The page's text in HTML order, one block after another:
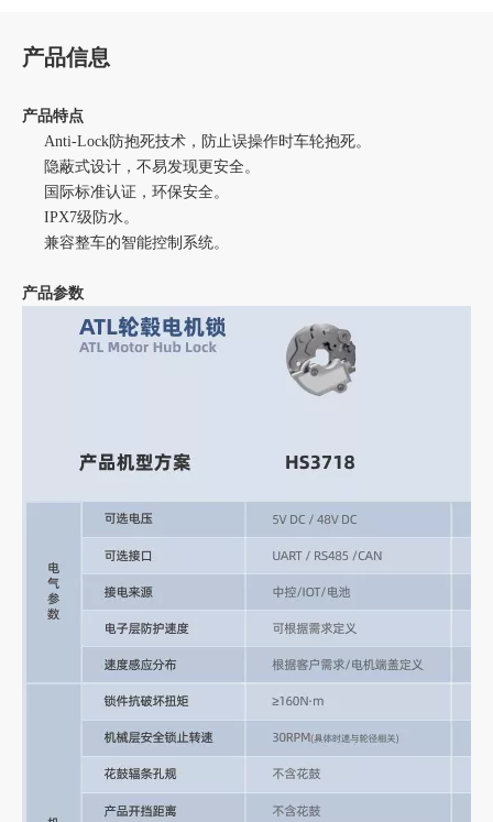
产品信息
产品特点
Anti-Lock防抱死技术，防止误操作时车轮抱死。
隐蔽式设计，不易发现更安全。
国际标准认证，环保安全。
IPX7级防水。
兼容整车的智能控制系统。
产品参数